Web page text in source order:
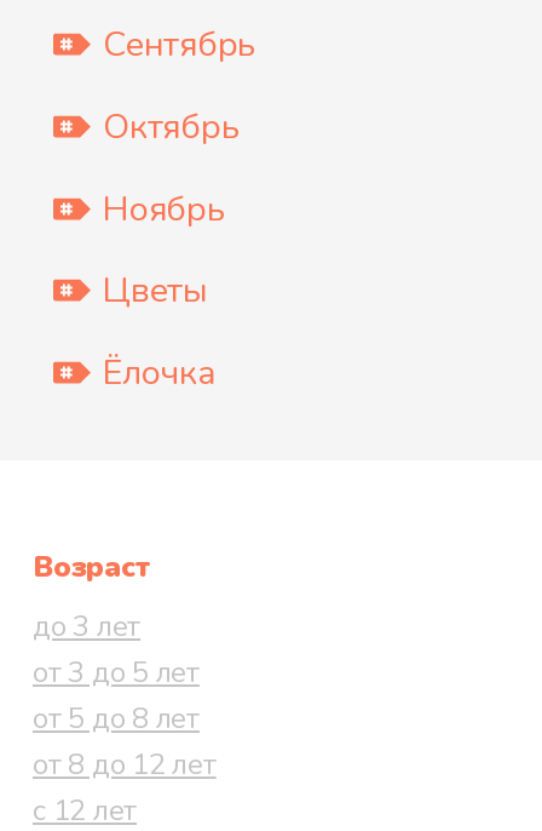
Сентябрь
Октябрь
Ноябрь
Цветы
Ёлочка
Возраст
до 3 лет
от 3 до 5 лет
от 5 до 8 лет
от 8 до 12 лет
с 12 лет